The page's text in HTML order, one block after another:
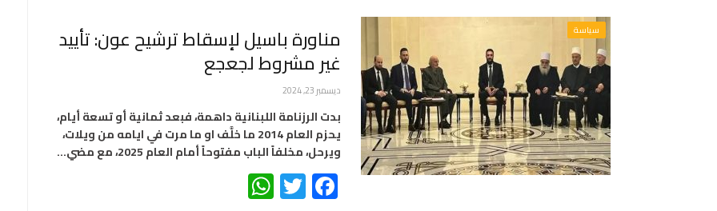
سياسة مناورة باسيل لإسقاط ترشيح عون: تأييد
غير مشروط لجعجع
ديسمبر 23, 2024
بدت الرزنامة اللبنانية داهمة، فبعد ثمانية أو تسعة أيام،
يحزم العام 2014 ما خلَّف او ما مرت في ايامه من ويلات،
ويرحل، مخلفاً الباب مفتوحاً أمام العام 2025، مع مضي…
Facebook
Twitter